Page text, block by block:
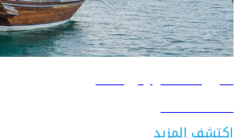
دليل السفر إلى قطر
اكتشف قطر
اكتشف المزيد